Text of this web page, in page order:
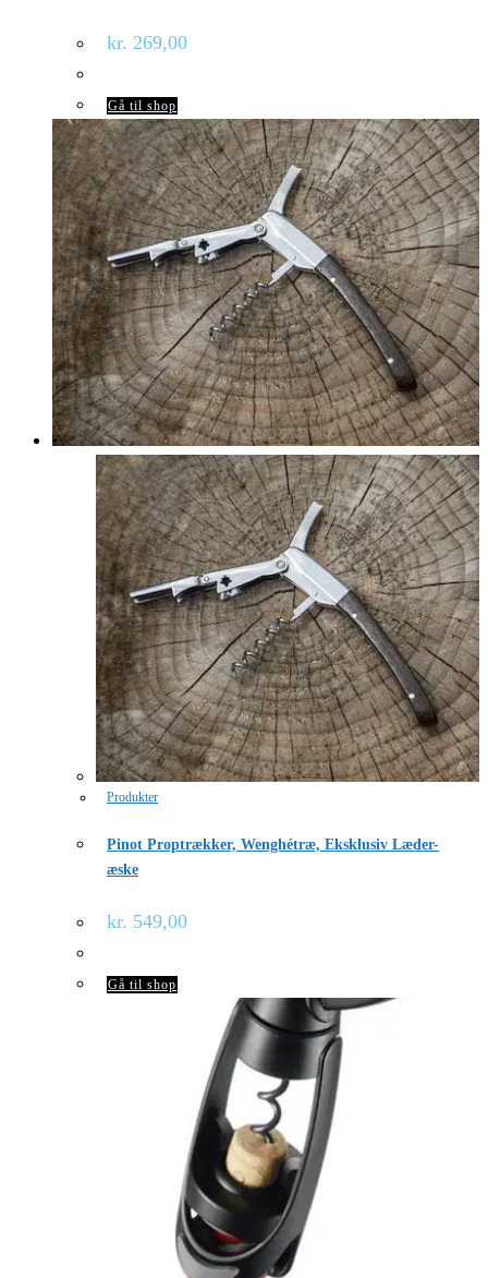
kr. 269,00
Gå til shop
Produkter
Pinot Proptrækker, Wenghétræ, Eksklusiv Læder-
æske
kr. 549,00
Gå til shop